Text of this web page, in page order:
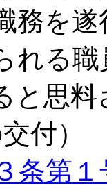
務を
れる
と思料
付）
条第１